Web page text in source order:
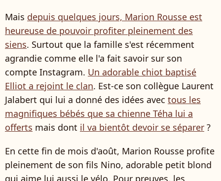
Mais depuis quelques jours, Marion Rousse est
heureuse de pouvoir profiter pleinement des
siens. Surtout que la famille s'est récemment
agrandie comme elle l'a fait savoir sur son
compte Instagram. Un adorable chiot baptisé
Elliot a rejoint le clan. Est-ce son collègue Laurent
Jalabert qui lui a donné des idées avec tous les
magnifiques bébés que sa chienne Téha lui a
offerts mais dont il va bientôt devoir se séparer ?
En cette fin de mois d'août, Marion Rousse profite
pleinement de son fils Nino, adorable petit blond
qui aime lui aussi le vélo. Pour preuves, les